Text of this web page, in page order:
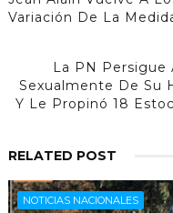
Variación De La
La PN
Sexualmente De Su
Y Le Propinó 18
RELATED POST
NOTICIAS NACIONALES